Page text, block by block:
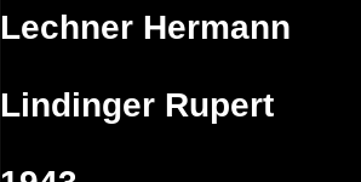
Lechner Hermann
Lindinger Rupert